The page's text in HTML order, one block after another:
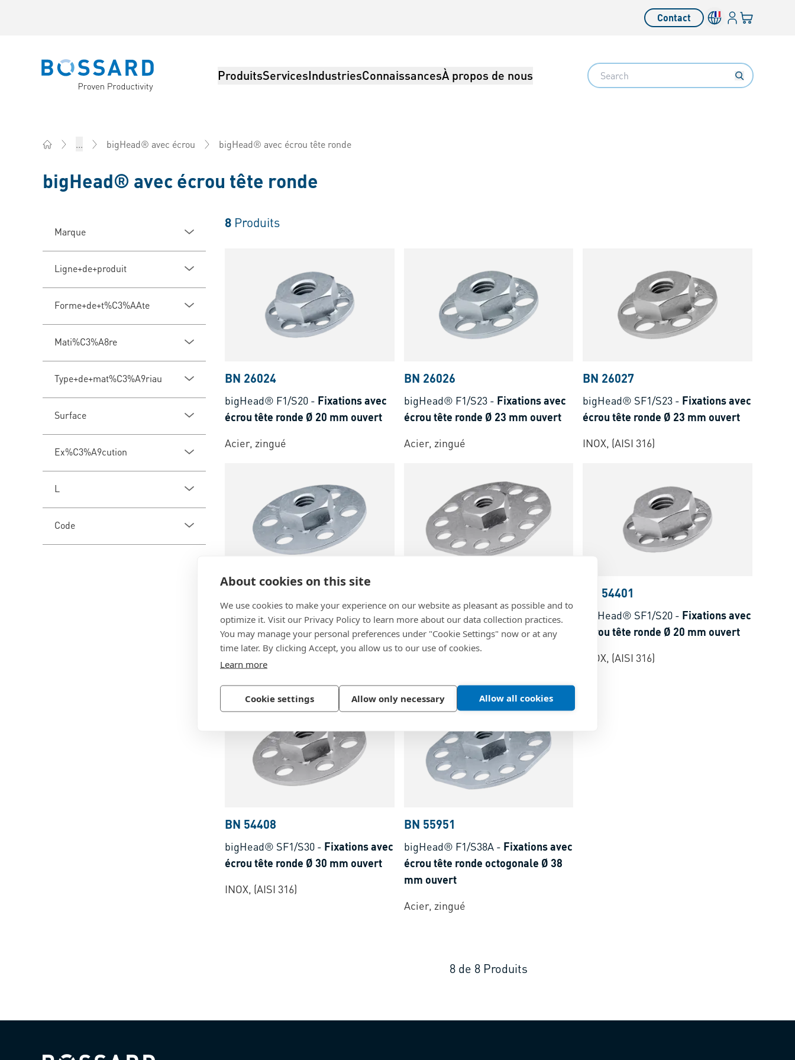
About cookies on this site
We use cookies to make your experience on our website as pleasant as possible and to
optimize it. Visit our Privacy Policy to learn more about our data collection practices.
You may manage your personal preferences under "Cookie Settings" now or at any
time later. By clicking Accept, you allow us to our use of cookies.
Learn more
Cookie settings Allow only necessary Allow all cookies
Contact Connexion
Votre panier
Bossard homepage ProduitsServicesIndustriesConnaissancesÀ propos de nous Search
... bigHead® avec écrou bigHead® avec écrou tête ronde
bigHead® avec écrou tête ronde
Marque
Ligne+de+produit
Forme+de+t%C3%AAte
Mati%C3%A8re
Type+de+mat%C3%A9riau
Surface
Ex%C3%A9cution
L
Code
8 Produits
BN 26024
bigHead® F1/S20 - Fixations avec
écrou tête ronde Ø 20 mm ouvert
Acier, zingué
BN 26026
bigHead® F1/S23- Fixations avec
écrou tête ronde Ø 23 mm ouvert
Acier, zingué
BN 26027
bigHead® SF1/S23 - Fixations avec
écrou tête ronde Ø 23 mm ouvert
INOX, (AISI 316)
bigHead® F1/S30-Fixations avec
écrou tête ronde Ø 30 mm ouvert
Acier, zingué
bigHead® SF1/S38A-Fixations
avec écrou tête ronde octogonale Ø
38 mm ouvert
BN 54401
bigHead® SF1/S20 - Fixations avec
écrou tête ronde Ø 20 mm ouvert
INOX, (AISI 316)
BN 54408
bigHead® SF1/S30 - Fixations avec
écrou tête ronde Ø 30 mm ouvert
INOX, (AISI 316)
BN 55951
bigHead® F1/S38A - Fixations avec
écrou tête ronde octogonale Ø 38
mm ouvert
Acier, zingué
8 de 8 Produits